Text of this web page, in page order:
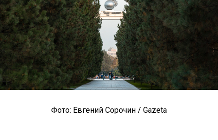
Фото: Евгений Сорочин / Gazeta